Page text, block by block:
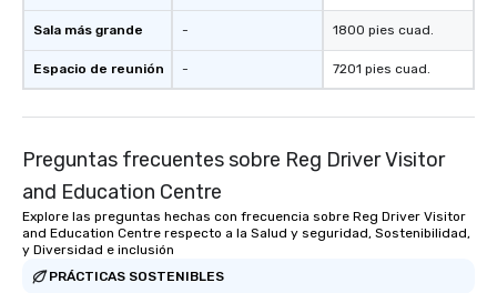
Sala más grande
Espacio de reunión
-
-
1800 pies cuad.
7201 pies cuad.
Preguntas frecuentes sobre Reg Driver Visitor
and Education Centre
Explore las preguntas hechas con frecuencia sobre Reg Driver Visitor
and Education Centre respecto a la Salud y seguridad, Sostenibilidad,
y Diversidad e inclusión
PRÁCTICAS SOSTENIBLES